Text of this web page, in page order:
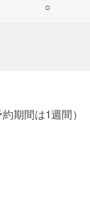
○
期間は1週間）